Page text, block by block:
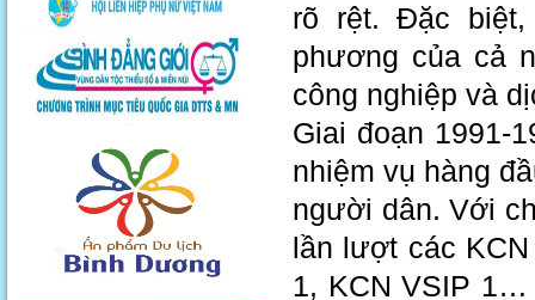
rõ rệt. Đặc
phương của cả
công nghiệp và
Giai đoạn 1991-
nhiệm vụ hàng
người dân. Với
lần lượt các
1, KCN VSIP 1…